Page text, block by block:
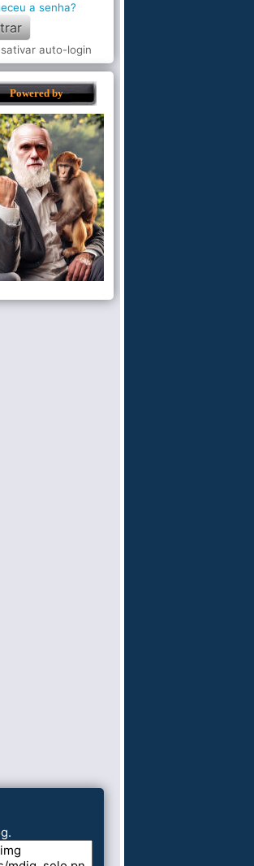
a senha?
auto-login
Powered by